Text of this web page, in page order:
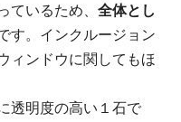
ているため、 全体とし
す。インクルージョン
ィンドウに関してもほ
透明度の高い１石で